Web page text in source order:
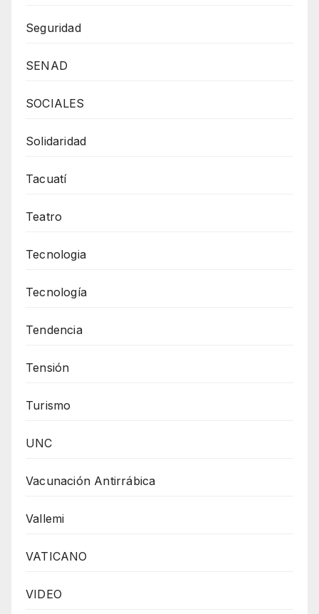
Seguridad
SENAD
SOCIALES
Solidaridad
Tacuatí
Teatro
Tecnologia
Tecnología
Tendencia
Tensión
Turismo
UNC
Vacunación Antirrábica
Vallemi
VATICANO
VIDEO